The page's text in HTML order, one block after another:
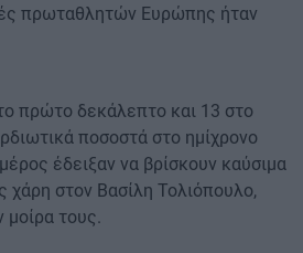
πρωταθλητών Ευρώπης ήταν
πρώτο δεκάλεπτο και 13 στο
ποσοστά στο ημίχρονο
έδειξαν να βρίσκουν καύσιμα
χάρη στον Βασίλη Τολιόπουλο,
μοίρα τους.